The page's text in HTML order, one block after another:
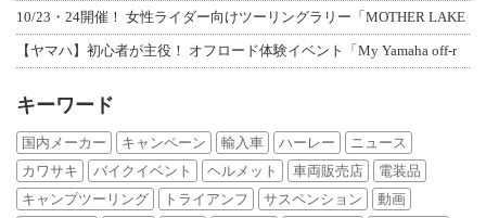
10/23・24開催！ 女性ライダー向けツーリングラリー「MOTHER LAKE
【ヤマハ】初心者が主役！ オフロード体験イベント「My Yamaha off-r
キーワード
国内メーカー キャンペーン 輸入車 ハーレー
ニュース
カワサキ
バイクイベント ヘルメット 車両販売店
電装品
キャンプツーリング
トライアンフ サスペンション
動画